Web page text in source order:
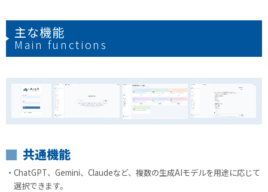
主な機能
Main functions
共通機能
ChatGPT、Gemini、Claudeなど、複数の生成AIモデルを用途に応じて
選択できます。